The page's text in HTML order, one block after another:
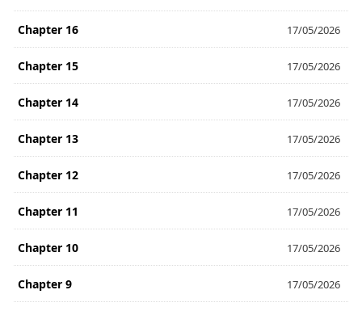
Chapter 16 17/05/2026
Chapter 15 17/05/2026
Chapter 14 17/05/2026
Chapter 13 17/05/2026
Chapter 12 17/05/2026
Chapter 11 17/05/2026
Chapter 10 17/05/2026
Chapter 9 17/05/2026